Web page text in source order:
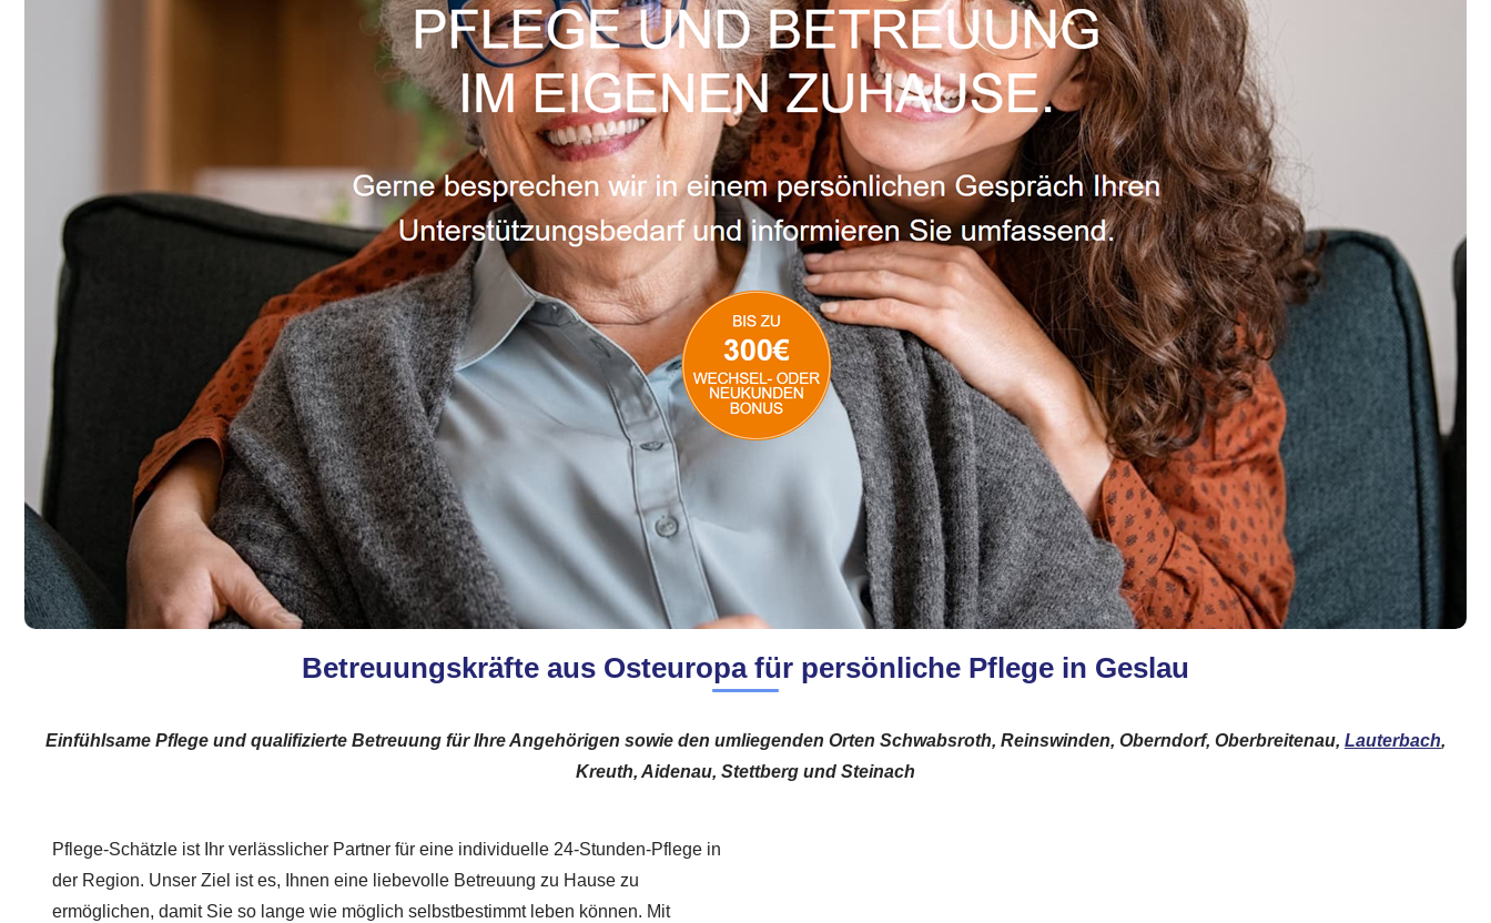
Betreuungskräfte aus Osteuropa für persönliche Pflege in Geslau
Einfühlsame Pflege und qualifizierte Betreuung für Ihre Angehörigen sowie den umliegenden Orten Schwabsroth, Reinswinden, Oberndorf, Oberbreitenau, Lauterbach,
Kreuth, Aidenau, Stettberg und Steinach
Pflege-Schätzle ist Ihr verlässlicher Partner für eine individuelle 24-Stunden-Pflege in
der Region. Unser Ziel ist es, Ihnen eine liebevolle Betreuung zu Hause zu
ermöglichen, damit Sie so lange wie möglich selbstbestimmt leben können. Mit